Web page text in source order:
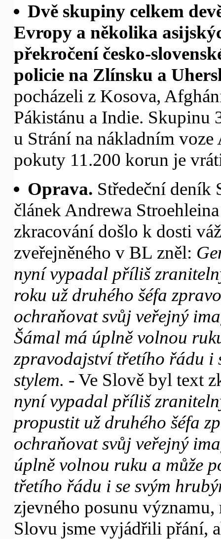
Dvě skupiny celkem
Evropy a několika
překročení česko-
policie na Zlínsku a
pocházeli z Kosova,
Pákistánu a Indie. Skupinu
u Strání na nákladním voze
pokuty 11.200 korun je
Oprava. Středeční deník
článek Andrewa
zkracování došlo k dosti
zveřejněného v BL zněl:
nyní vypadal příliš
roku už druhého šéfa
ochraňovat svůj veřejný
Šámal má úplně volnou
zpravodajství třetího řádu i
stylem. - Ve Slově byl text
nyní vypadal příliš
propustit už druhého šéfa
ochraňovat svůj veřejný
úplně volnou ruku a může
třetího řádu i se svým
zjevného posunu
Slovu jsme vyjádřili přání,